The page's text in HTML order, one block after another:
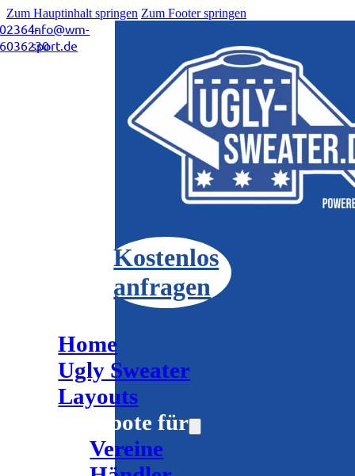
Zum Hauptinhalt springen Zum Footer springen
02364-
6036230
info@wm-
sport.de
Kostenlos
anfragen
Home
Ugly Sweater
Layouts
Angebote für
Vereine